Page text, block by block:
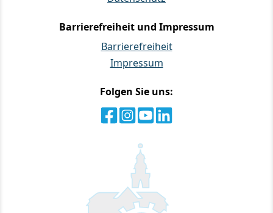
Barrierefreiheit und Impressum
Barrierefreiheit
Impressum
Folgen Sie uns: